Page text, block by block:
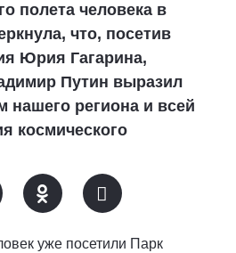
полета человека в
что, посетив
Юрия Гагарина,
Путин выразил
нашего региона и всей
космического
уже посетили Парк